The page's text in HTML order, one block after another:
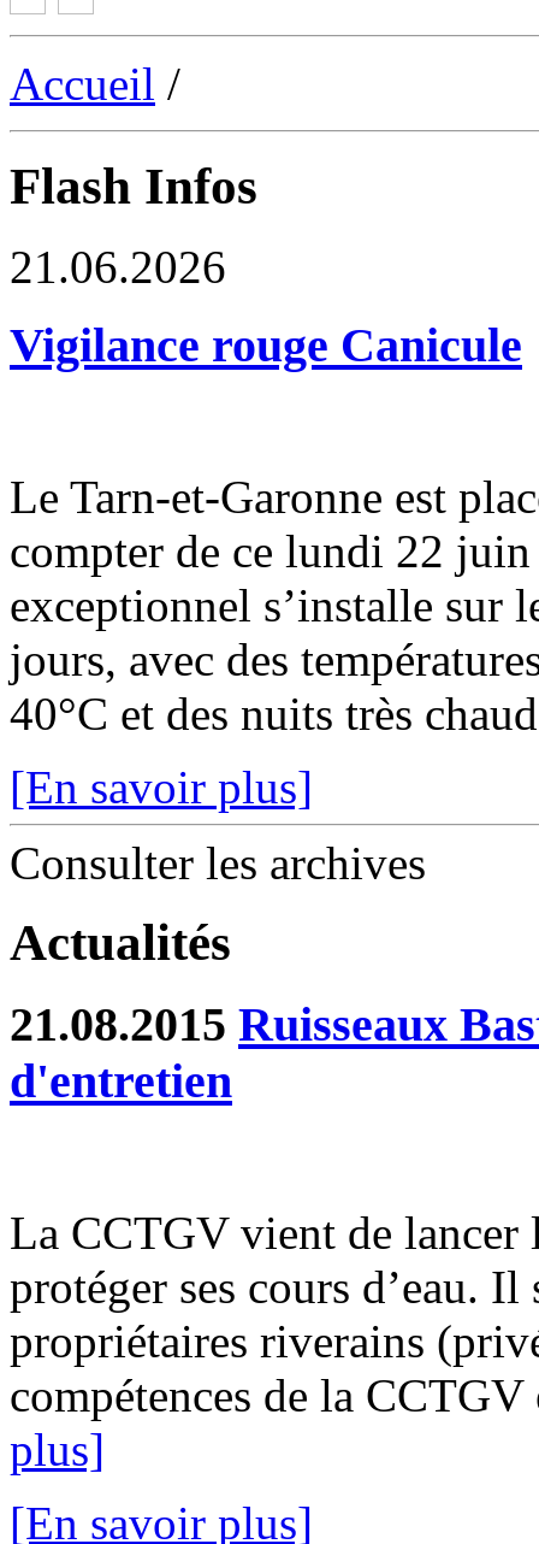
Accueil /
Flash Infos
21.06.2026
Vigilance rouge Canicule
Le Tarn-et-Garonne est
compter de ce lundi 22
exceptionnel s’installe sur
jours, avec des
40°C et des nuits très
[En savoir plus]
Consulter les archives
Actualités
21.08.2015 Ruisseaux
d'entretien
La CCTGV vient de
protéger ses cours d’eau.
propriétaires riverains
compétences de la CCTGV
plus]
[En savoir plus]